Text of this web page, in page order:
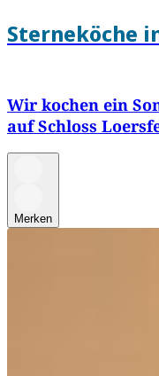
Sterneköche
Wir kochen ein
auf Schloss
Merken